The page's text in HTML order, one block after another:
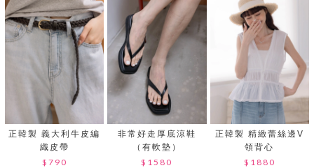
正韓製 義大利牛皮編
織皮帶
$790
非常好走厚底涼鞋
（有軟墊）
$1580
正韓製 精緻蕾絲邊V
領背心
$1880